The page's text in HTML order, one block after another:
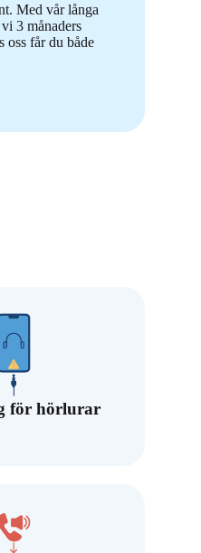
Med vår långa
3 månaders
oss får du både
för hörlurar